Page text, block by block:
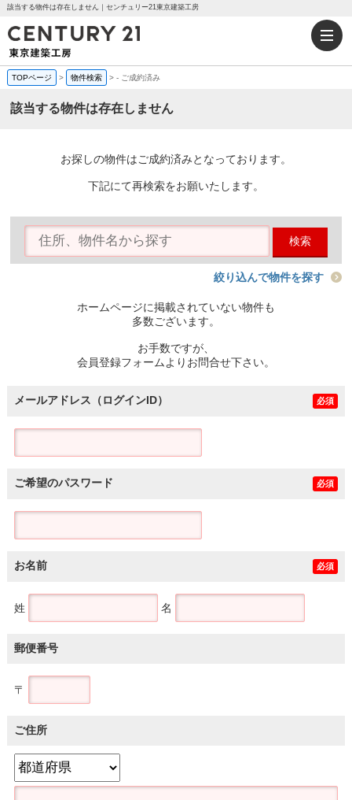
該当する物件は存在しません｜センチュリー21東京建築工房
TOPページ > 物件検索 >- ご成約済み
該当する物件は存在しません
お探しの物件はご成約済みとなっております。
下記にて再検索をお願いたします。
検索
絞り込んで物件を探す
ホームページに掲載されていない物件も
多数ございます。
お手数ですが、
会員登録フォームよりお問合せ下さい。
メールアドレス（ログインID） 必須
ご希望のパスワード 必須
お名前 必須
姓 名
郵便番号
〒
ご住所